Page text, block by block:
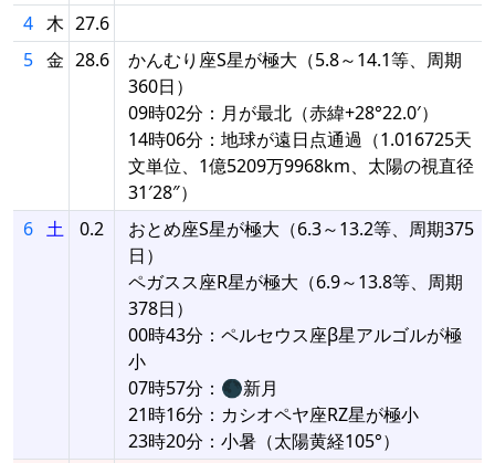
4 木 27.6
5 金 28.6
かんむり座S星が極大（5.8～14.1等、周期
360日）
09時02分：月が最北（赤緯+28°22.0′）
14時06分：地球が遠日点通過（1.016725天
文単位、1億5209万9968km、太陽の視直径
31′28″）
6 土 0.2
おとめ座S星が極大（6.3～13.2等、周期375
日）
ペガスス座R星が極大（6.9～13.8等、周期
378日）
00時43分：ペルセウス座β星アルゴルが極
小
07時57分：🌑新月
21時16分：カシオペヤ座RZ星が極小
23時20分：小暑（太陽黄経105°）